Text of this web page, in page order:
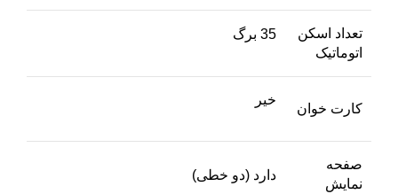
تعداد اسکن
اتوماتیک
35 برگ
کارت خوان
خیر
صفحه
نمایش
دارد (دو خطی)